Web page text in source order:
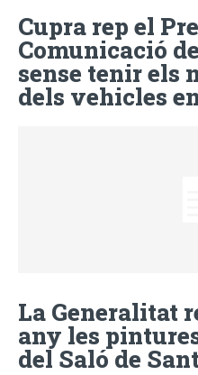
Cupra rep el
Comunicació
sense tenir els
dels vehicles
La Generalitat
any les
del Saló de